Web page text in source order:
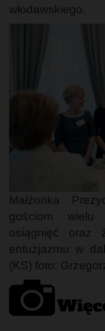
włodawskiego.
Małżonka
gościom wielu
osiągnięć oraz
entuzjazmu w
(KS) foto: